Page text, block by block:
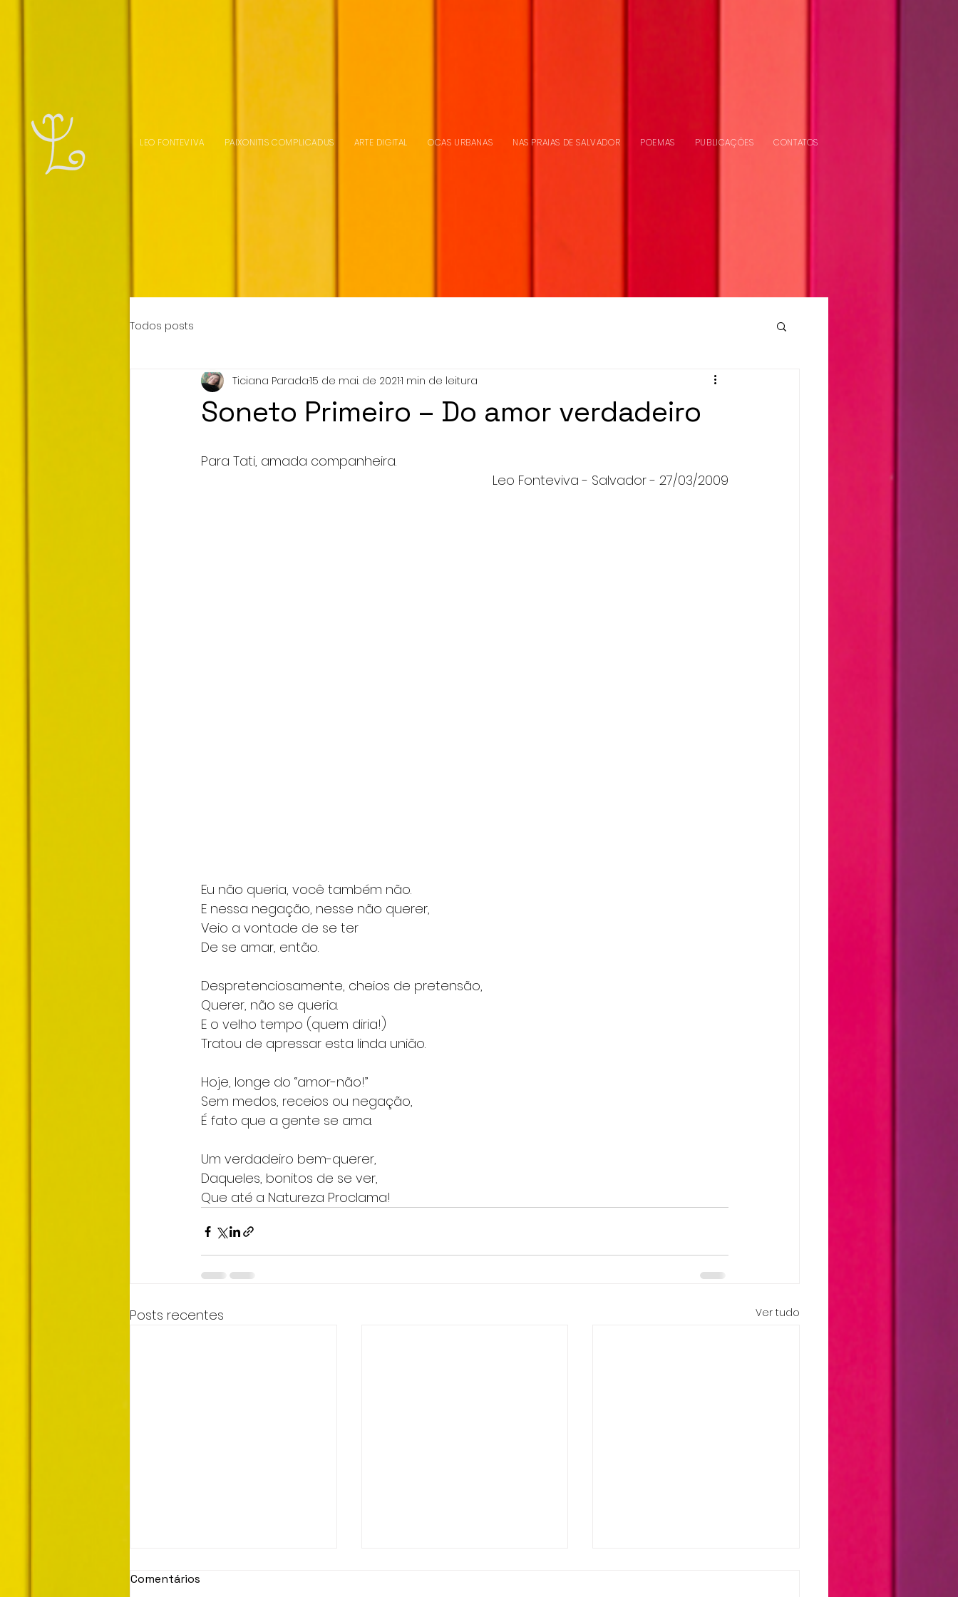
LEO FONTEVIVA PAIXONITIS COMPLICADUS ARTE DIGITAL OCAS URBANAS NAS PRAIAS DE SALVADOR POEMAS PUBLICAÇÕES CONTATOS
Todos posts
Soneto Primeiro – Do amor verdadeiro
Ticiana Parada15 de mai. de 20211 min de leitura
Para Tati, amada companheira.
Leo Fonteviva - Salvador - 27/03/2009
Eu não queria, você também não.
E nessa negação, nesse não querer,
Veio a vontade de se ter
De se amar, então.
Despretenciosamente, cheios de pretensão,
Querer, não se queria.
E o velho tempo (quem diria!)
Tratou de apressar esta linda união.
Hoje, longe do “amor-não!”
Sem medos, receios ou negação,
É fato que a gente se ama.
Um verdadeiro bem-querer,
Daqueles, bonitos de se ver,
Que até a Natureza Proclama!
Posts recentes Ver tudo
Comentários